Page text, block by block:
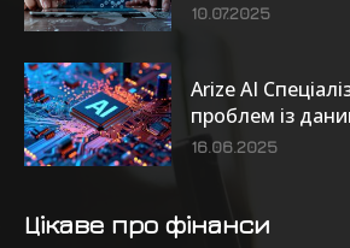
10.07.2025
Arize AI
проблем із
16.06.2025
Цікаве про фінанси